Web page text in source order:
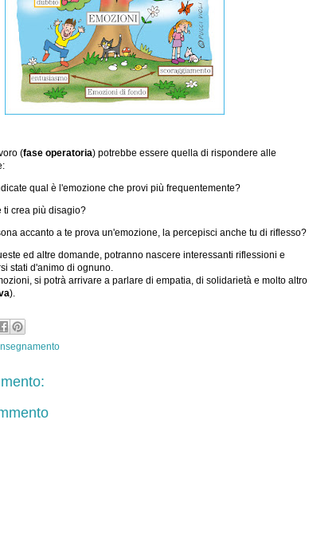
(fase operatoria) potrebbe essere quella di rispondere alle
qual è l'emozione che provi più frequentemente?
ti crea più disagio?
accanto a te prova un'emozione, la percepisci anche tu di riflesso?
ed altre domande, potranno nascere interessanti riflessioni e
stati d'animo di ognuno.
si potrà arrivare a parlare di empatia, di solidarietà e molto altro
).